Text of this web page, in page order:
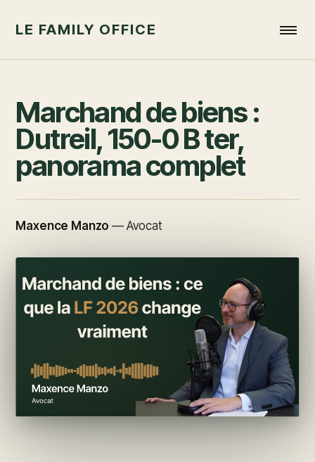
LE FAMILY OFFICE
Marchand de biens :
Dutreil, 150-0 B ter,
panorama complet
Maxence Manzo — Avocat